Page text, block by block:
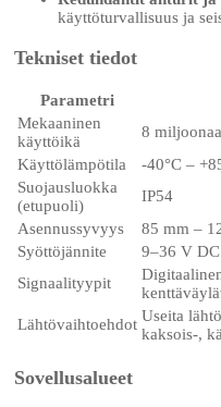
käyttöturvallisuus ja
Tekniset tiedot
Parametri
Mekaaninen
käyttöikä
8
Käyttölämpötila
-40°C –
Suojausluokka
(etupuoli)
IP54
Asennussyvyys
85 mm –
Syöttöjännite
9–36 V
Signaalityypit
Lähtövaihtoehdot Useita
kaksois-,
Sovellusalueet